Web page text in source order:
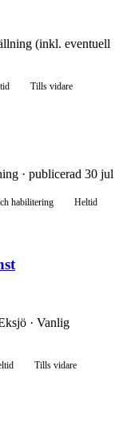
(inkl. eventuell
Tills vidare
· publicerad 30 jul
habilitering
Heltid
· Vanlig
Tills vidare